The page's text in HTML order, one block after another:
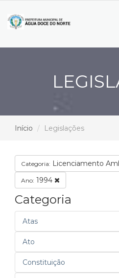
Início Legislações
Categoria: Licenciamento
Ano: 1994
Categoria
Atas
Ato
Constituição